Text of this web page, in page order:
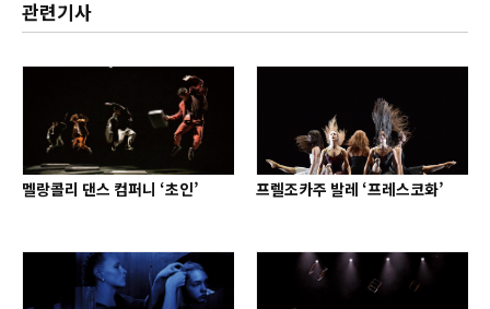
관련기사
멜랑콜리 댄스 컴퍼니 ‘초인’ 프렐조카주 발레 ‘프레스코화’